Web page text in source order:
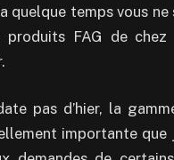
quelque temps vous
produits FAG de
pas d’hier, la
importante que